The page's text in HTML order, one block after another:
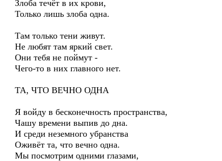
Злоба течёт в их крови,
Только лишь злоба одна.
Там только тени живут.
Не любят там яркий свет.
Они тебя не поймут -
Чего-то в них главного нет.
ТА, ЧТО ВЕЧНО ОДНА
Я войду в бесконечность пространства,
Чашу времени выпив до дна.
И среди неземного убранства
Оживёт та, что вечно одна.
Мы посмотрим одними глазами,